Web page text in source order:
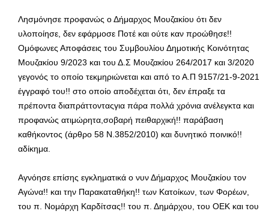
Λησμόνησε προφανώς ο Δήμαρχος Μουζακίου ότι δεν
υλοποίησε, δεν εφάρμοσε Ποτέ και ούτε καν προώθησε!!
Ομόφωνες Αποφάσεις του Συμβουλίου Δημοτικής Κοινότητας
Μουζακίου 9/2023 και του Δ.Σ Μουζακίου 264/2017 και 3/2020
γεγονός το οποίο τεκμηριώνεται και από το Α.Π 9157/21-9-2021
έγγραφό του!! στο οποίο αποδέχεται ότι, δεν έπραξε τα
πρέποντα διαπράττονταςγια πάρα πολλά χρόνια ανέλεγκτα και
προφανώς ατιμώρητα,σοβαρή πειθαρχική!! παράβαση
καθήκοντος (άρθρο 58 Ν.3852/2010) και δυνητικό ποινικό!!
αδίκημα.
Αγνόησε επίσης εγκληματικά ο νυν Δήμαρχος Μουζακίου τον
Αγώνα!! και την Παρακαταθήκη!! των Κατοίκων, των Φορέων,
του π. Νομάρχη Καρδίτσας!! του π. Δημάρχου, του ΟΕΚ και του